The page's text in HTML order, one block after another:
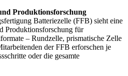
Produktionsforschung
Batteriezelle (FFB) sieht eine
Produktionsforschung für
– Rundzelle, prismatische Zelle
der FFB erforschen je
oder die gesamte